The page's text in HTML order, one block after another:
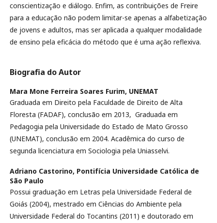
conscientização e diálogo. Enfim, as contribuições de Freire
para a educação não podem limitar-se apenas a alfabetização
de jovens e adultos, mas ser aplicada a qualquer modalidade
de ensino pela eficácia do método que é uma ação reflexiva.
Biografia do Autor
Mara Mone Ferreira Soares Furim, UNEMAT
Graduada em Direito pela Faculdade de Direito de Alta
Floresta (FADAF), conclusão em 2013, Graduada em
Pedagogia pela Universidade do Estado de Mato Grosso
(UNEMAT), conclusão em 2004. Acadêmica do curso de
segunda licenciatura em Sociologia pela Uniasselvi.
Adriano Castorino, Pontifícia Universidade Católica de
São Paulo
Possui graduação em Letras pela Universidade Federal de
Goiás (2004), mestrado em Ciências do Ambiente pela
Universidade Federal do Tocantins (2011) e doutorado em